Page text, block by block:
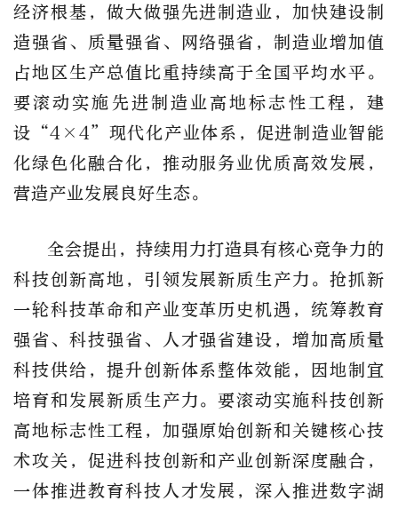
经济根基，做大做强先进制造业，加快建设制
造强省、质量强省、网络强省，制造业增加值
占地区生产总值比重持续高于全国平均水平。
要滚动实施先进制造业高地标志性工程，建
设“4×4”现代化产业体系，促进制造业智能
化绿色化融合化，推动服务业优质高效发展，
营造产业发展良好生态。
全会提出，持续用力打造具有核心竞争力的
科技创新高地，引领发展新质生产力。抢抓新
一轮科技革命和产业变革历史机遇，统筹教育
强省、科技强省、人才强省建设，增加高质量
科技供给，提升创新体系整体效能，因地制宜
培育和发展新质生产力。要滚动实施科技创新
高地标志性工程，加强原始创新和关键核心技
术攻关，促进科技创新和产业创新深度融合，
一体推进教育科技人才发展，深入推进数字湖